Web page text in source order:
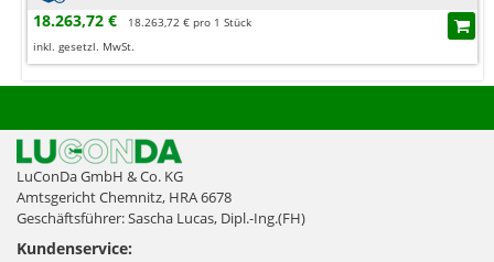
18.263,72 €
18.263,72 € pro 1 Stück
inkl. gesetzl. MwSt.
LuConDa GmbH & Co. KG
Amtsgericht Chemnitz, HRA 6678
Geschäftsführer: Sascha Lucas, Dipl.-Ing.(FH)
Kundenservice: